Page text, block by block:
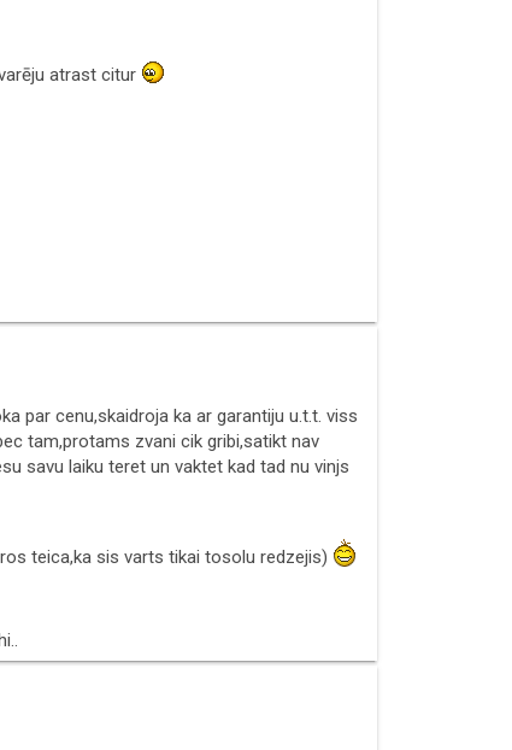
atrast citur
par cenu,skaidroja ka ar garantiju u.t.t. viss
tam,protams zvani cik gribi,satikt nav
savu laiku teret un vaktet kad tad nu vinjs
teica,ka sis varts tikai tosolu redzejis)